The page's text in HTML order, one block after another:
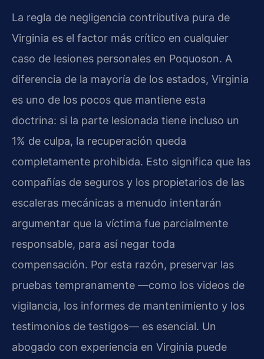
La regla de negligencia contributiva pura de
Virginia es el factor más crítico en cualquier
caso de lesiones personales en Poquoson. A
diferencia de la mayoría de los estados, Virginia
es uno de los pocos que mantiene esta
doctrina: si la parte lesionada tiene incluso un
1% de culpa, la recuperación queda
completamente prohibida. Esto significa que las
compañías de seguros y los propietarios de las
escaleras mecánicas a menudo intentarán
argumentar que la víctima fue parcialmente
responsable, para así negar toda
compensación. Por esta razón, preservar las
pruebas tempranamente —como los videos de
vigilancia, los informes de mantenimiento y los
testimonios de testigos— es esencial. Un
abogado con experiencia en Virginia puede